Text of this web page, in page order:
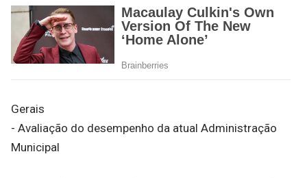
Gerais
- Avaliação do desempenho da atual Administração
Municipal